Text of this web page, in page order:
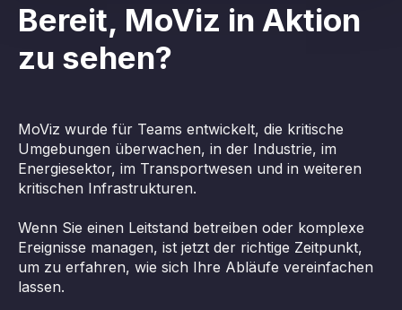
Bereit, MoViz in Aktion
zu sehen?
MoViz wurde für Teams entwickelt, die kritische
Umgebungen überwachen, in der Industrie, im
Energiesektor, im Transportwesen und in weiteren
kritischen Infrastrukturen.
Wenn Sie einen Leitstand betreiben oder komplexe
Ereignisse managen, ist jetzt der richtige Zeitpunkt,
um zu erfahren, wie sich Ihre Abläufe vereinfachen
lassen.